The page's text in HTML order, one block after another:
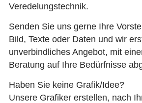
Veredelungstechnik.
Senden Sie uns gerne Ihre
Bild, Texte oder Daten und wir
unverbindliches Angebot, mit
Beratung auf Ihre Bedürfnisse
Haben Sie keine Grafik/Idee?
Unsere Grafiker erstellen, nach